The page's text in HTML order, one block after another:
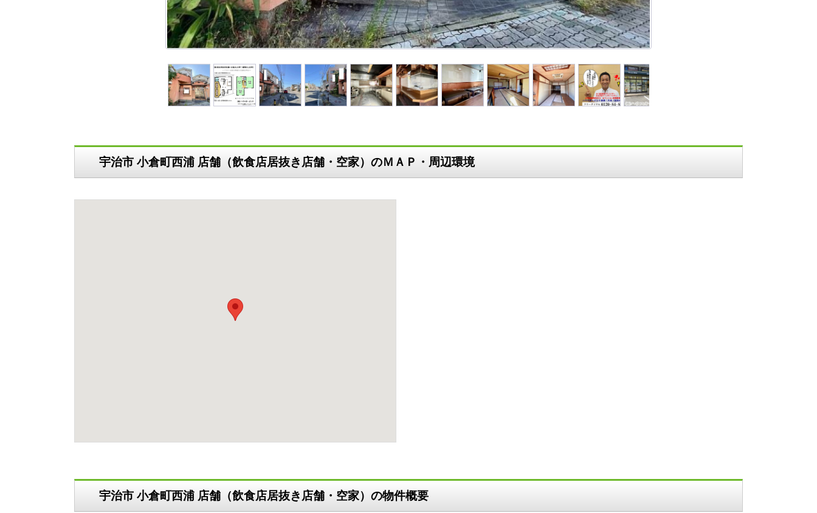
宇治市 小倉町西浦 店舗（飲食店居抜き店舗・空家）のＭＡＰ・周辺環境
宇治市 小倉町西浦 店舗（飲食店居抜き店舗・空家）の物件概要